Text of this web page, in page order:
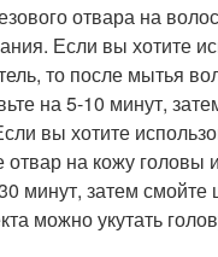
отвара на
Если вы хотите
то после мытья
на 5-10 минут,
вы хотите
отвар на кожу головы
минут, затем
можно укутать